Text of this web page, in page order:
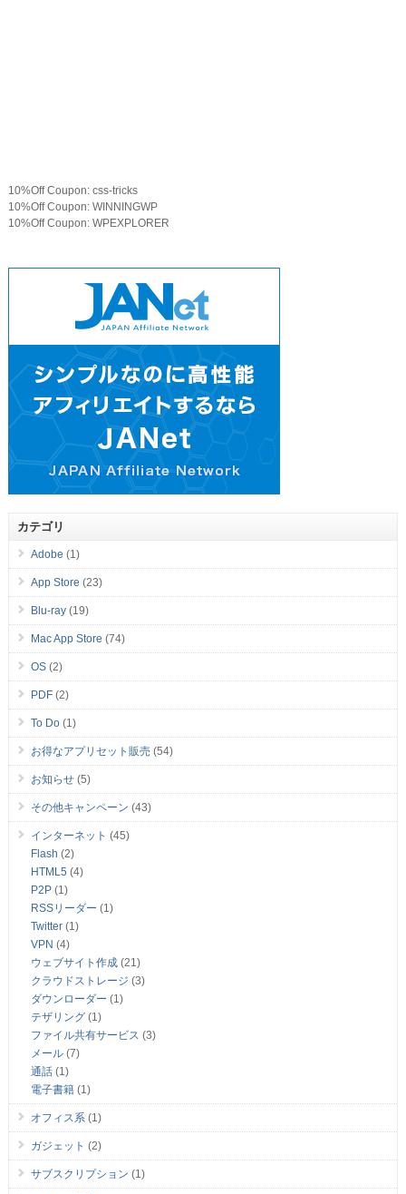
10%Off Coupon: css-tricks
10%Off Coupon: WINNINGWP
10%Off Coupon: WPEXPLORER
カテゴリ
Adobe (1)
App Store (23)
Blu-ray(19)
Mac App Store (74)
OS(2)
PDF(2)
To Do(1)
お得なアプリセット販売(54)
お知らせ(5)
その他キャンペーン (43)
インターネット (45)
Flash (2)
HTML5 (4)
P2P(1)
RSSリーダー (1)
Twitter(1)
VPN (4)
ウェブサイト作成(21)
クラウドストレージ (3)
ダウンローダー (1)
テザリング(1)
ファイル共有サービス (3)
メール(7)
通話(1)
電子書籍(1)
オフィス系 (1)
ガジェット (2)
サブスクリプション (1)